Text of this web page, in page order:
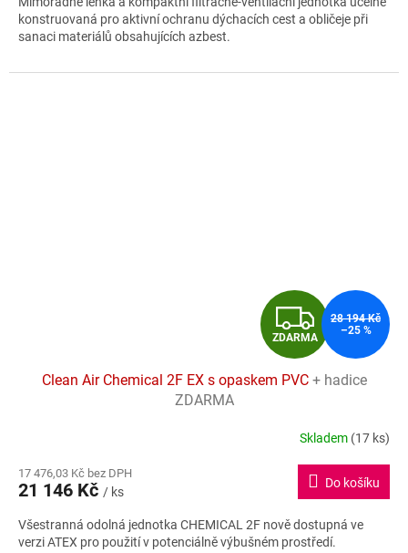
z
5
hvězdiček.
konstruovaná pro aktivní ochranu dýchacích cest a obličeje při
sanaci materiálů obsahujících azbest.
Z
D
A
R
M
A
ZDARMA
28 194 Kč
–25 %
Clean Air Chemical 2F EX s opaskem PVC + hadice
ZDARMA
produktu
je
z
5
Skladem (17 ks)
17 476,03 Kč bez DPH
21 146 Kč / ks
Do košíku
Všestranná odolná jednotka CHEMICAL 2F nově dostupná ve
verzi ATEX pro použití v potenciálně výbušném prostředí.